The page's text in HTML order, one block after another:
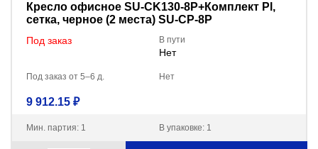
Кресло офисное SU-CK130-8P+Комплект Pl,
сетка, черное (2 места) SU-CP-8P
Под заказ В пути
Нет
Под заказ от 5–6 д. Нет
9 912.15 ₽
Мин. партия: 1 В упаковке: 1